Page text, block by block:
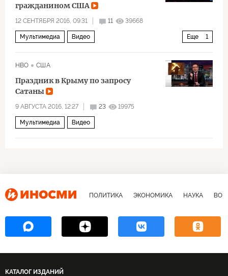
гражданином США
12 СЕНТЯБРЯ 2016, 09:31 11 39668
Еще 1
Мультимедиа Видео
HBO
США
Праздник в Крыму по запросу
Сатаны
9 АВГУСТА 2016, 12:27 23 19975
Мультимедиа Видео
ПОЛИТИКА ЭКОНОМИКА НАУКА
КАТАЛОГ ИЗДАНИЙ